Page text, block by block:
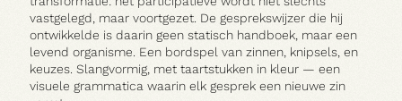
vastgelegd, maar voortgezet. De gesprekswijzer die hij
ontwikkelde is daarin geen statisch handboek, maar een
levend organisme. Een bordspel van zinnen, knipsels, en
keuzes. Slangvormig, met taartstukken in kleur — een
visuele grammatica waarin elk gesprek een nieuwe zin